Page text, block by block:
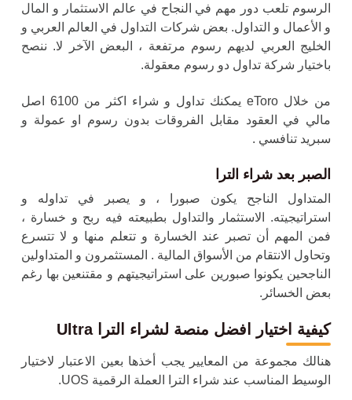
الرسوم تلعب دور مهم في النجاح في عالم الاستثمار و المال
و الأعمال و التداول. بعض شركات التداول في العالم العربي و
الخليج العربي لديهم رسوم مرتفعة ، البعض الآخر لا. ننصح
باختيار شركة تداول دو رسوم معقولة.
من خلال eToro يمكنك تداول و شراء اكثر من 6100 اصل
مالي في العقود مقابل الفروقات بدون رسوم او عمولة و
سبريد تنافسي .
الصبر بعد شراء الترا
المتداول الناجح يكون صبورا ، و يصبر في تداوله و
استراتيجيته. الاستثمار والتداول بطبيعته فيه ربح و خسارة ،
فمن المهم أن تصبر عند الخسارة و تتعلم منها و لا تتسرع
وتحاول الانتقام من الأسواق المالية . المستثمرون و المتداولين
الناجحين يكونوا صبورين على استراتيجيتهم و مقتنعين بها رغم
بعض الخسائر.
كيفية اختيار افضل منصة لشراء الترا Ultra
هنالك مجموعة من المعايير يجب أخذها بعين الاعتبار لاختيار
الوسيط المناسب عند شراء الترا العملة الرقمية UOS.